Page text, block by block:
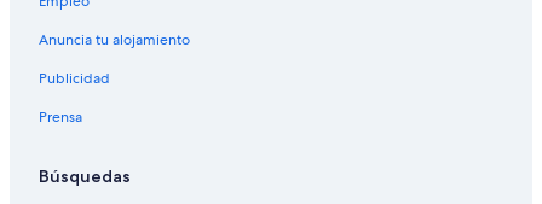
Anuncia tu alojamiento
Publicidad
Prensa
Búsquedas